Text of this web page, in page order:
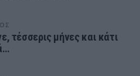
τέσσερις μήνες και κάτι